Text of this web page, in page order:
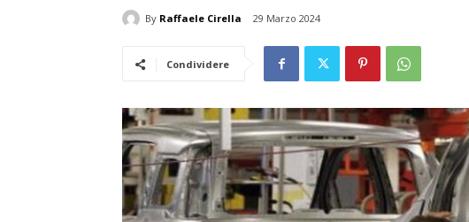
By Raffaele Cirella 29 Marzo 2024
Condividere